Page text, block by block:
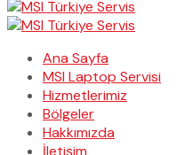
Ana Sayfa
MSI Laptop Servisi
Hizmetlerimiz
Bölgeler
Hakkımızda
İletişim